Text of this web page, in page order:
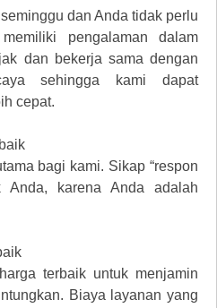
dan Anda tidak perlu
pengalaman dalam
dan bekerja sama dengan
sehingga kami dapat
cepat.
bagi kami. Sikap “respon
Anda, karena Anda adalah
terbaik untuk menjamin
Biaya layanan yang